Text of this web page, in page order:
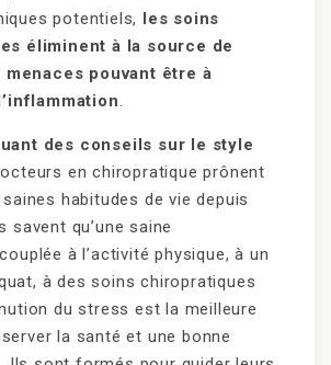
potentiels, les soins
éliminent à la source de
menaces pouvant être à
.
des conseils sur le style
en chiropratique prônent
habitudes de vie depuis
savent qu’une saine
à l’activité physique, à un
à des soins chiropratiques
du stress est la meilleure
la santé et une bonne